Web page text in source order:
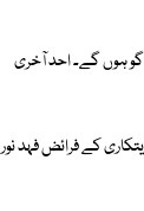
گو ہوں گے۔ احد آخری
کے فرائض فہد نور